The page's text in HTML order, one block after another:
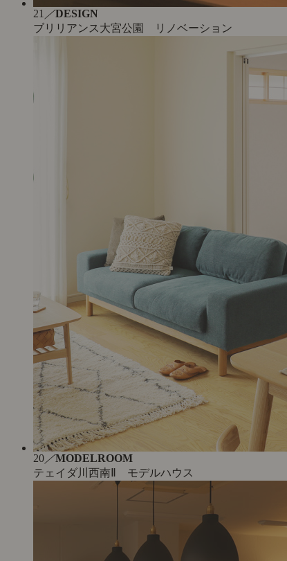
21 ／DESIGN
ブリリアンス大宮公園 リノベーション
20／MODELROOM
テェイダ川西南Ⅱ モデルハウス